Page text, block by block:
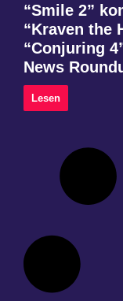
“Smile 2”
“Kraven the
“Conjuring
News
Lesen